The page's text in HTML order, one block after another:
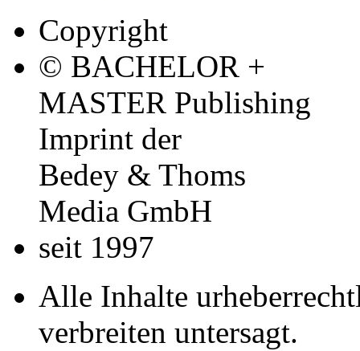
Copyright
© BACHELOR +
MASTER Publishing
Imprint der
Bedey & Thoms
Media GmbH
seit 1997
Alle Inhalte
verbreiten untersagt.